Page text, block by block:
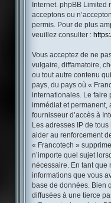
Internet. phpBB Limited
acceptons ou
permis. Pour de plus
veuillez consulter :
Vous acceptez de ne
vulgaire, diffamatoire,
ou tout autre contenu
pays, du pays où «
internationales. Le faire
immédiat et permanent,
fournisseur d’accès à
Les adresses IP de
aider au renforcement
« Francotech »
n’importe quel sujet
nécessaire. En tant que
informations que vous
base de données. Bien
diffusées à une tierce